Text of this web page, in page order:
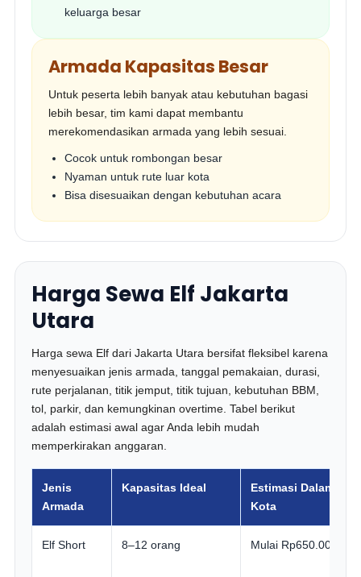
keluarga besar
Armada Kapasitas Besar
Untuk peserta lebih banyak atau kebutuhan bagasi
lebih besar, tim kami dapat membantu
merekomendasikan armada yang lebih sesuai.
Cocok untuk rombongan besar
Nyaman untuk rute luar kota
Bisa disesuaikan dengan kebutuhan acara
Harga Sewa Elf Jakarta
Utara
Harga sewa Elf dari Jakarta Utara bersifat fleksibel karena
menyesuaikan jenis armada, tanggal pemakaian, durasi,
rute perjalanan, titik jemput, titik tujuan, kebutuhan BBM,
tol, parkir, dan kemungkinan overtime. Tabel berikut
adalah estimasi awal agar Anda lebih mudah
memperkirakan anggaran.
Jenis
Armada
Kapasitas Ideal
Estimasi Dalam
Kota
Elf Short 8–12 orang Mulai Rp650.000